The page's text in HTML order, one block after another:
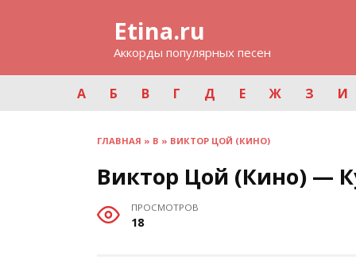
Etina.ru
Аккорды популярных песен
А Б В Г Д Е Ж З И
ГЛАВНАЯ » В » ВИКТОР ЦОЙ (КИНО)
Виктор Цой (Кино) —
ПРОСМОТРОВ
18